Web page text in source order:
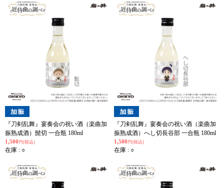
『刀剣乱舞』宴奏会の祝い酒（楽曲加
振熟成酒）髭切 一合瓶 180ml
1,500 円(税込)
在庫 : ○
『刀剣乱舞』宴奏会の祝い酒（楽曲加
振熟成酒）へし切長谷部 一合瓶 180ml
1,500 円(税込)
在庫 : ○